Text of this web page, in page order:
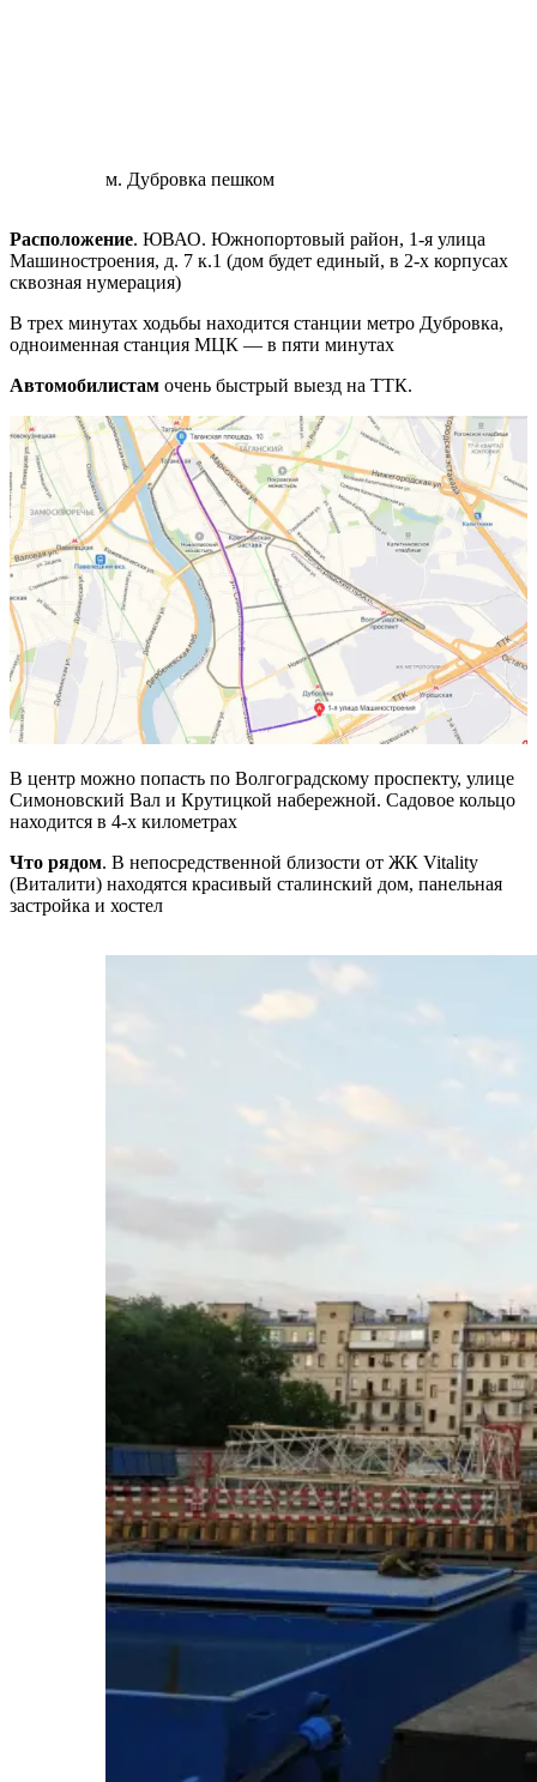
м. Дубровка пешком
Расположение. ЮВАО. Южнопортовый район, 1-я улица
Машиностроения, д. 7 к.1 (дом будет единый, в 2-х корпусах
сквозная нумерация)
В трех минутах ходьбы находится станции метро Дубровка,
одноименная станция МЦК — в пяти минутах
Автомобилистам очень быстрый выезд на ТТК.
В центр можно попасть по Волгоградскому проспекту, улице
Симоновский Вал и Крутицкой набережной. Садовое кольцо
находится в 4-х километрах
Что рядом. В непосредственной близости от ЖК Vitality
(Виталити) находятся красивый сталинский дом, панельная
застройка и хостел